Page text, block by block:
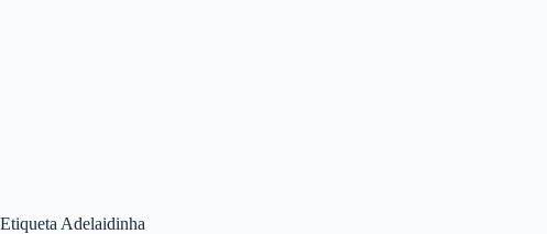
Etiqueta Adelaidinha